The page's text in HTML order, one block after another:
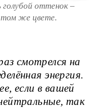
оттенок –
том же цвете.
смотрелся на
энергия.
если в вашей
так